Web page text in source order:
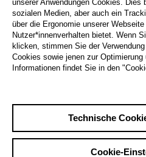
Alle Spielstätten
Alle Merkmale
Sa29.8.
unserer Anwendungen Cookies.
sozialen Medien, aber auch ein
über die Ergonomie unserer
Nutzer*innenverhalten bietet. Wenn
klicken, stimmen Sie der
Cookies sowie jenen zur
Informationen findet Sie in den
Technische
Cookie-